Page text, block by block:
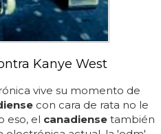
Kanye West
vive su momento de
con cara de rata no le
eso, el canadiense también